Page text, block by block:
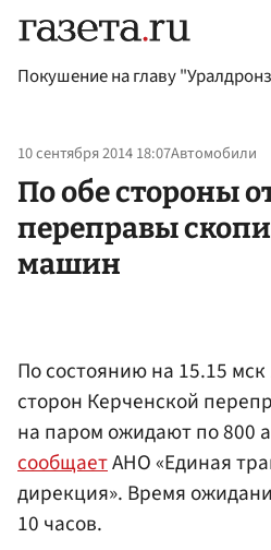
Покушение на главу
10 сентября 2014 18:07Автомобили
По обе стороны
переправы
машин
По состоянию на 15.15 мск
сторон Керченской
на паром ожидают по 800
сообщаетАНО «Единая
дирекция». Время
10 часов.